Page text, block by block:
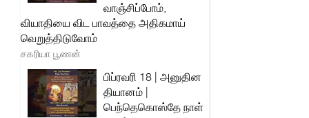
வாஞ்சிப்போம்,
வியாதியை விட பாவத்தை அதிகமாய்
வெறுத்திடுவோம்
சகரியா பூணன்
பிப்ரவரி 18 | அனுதின
தியானம் |
பெந்தெகொஸ்தே நாள்